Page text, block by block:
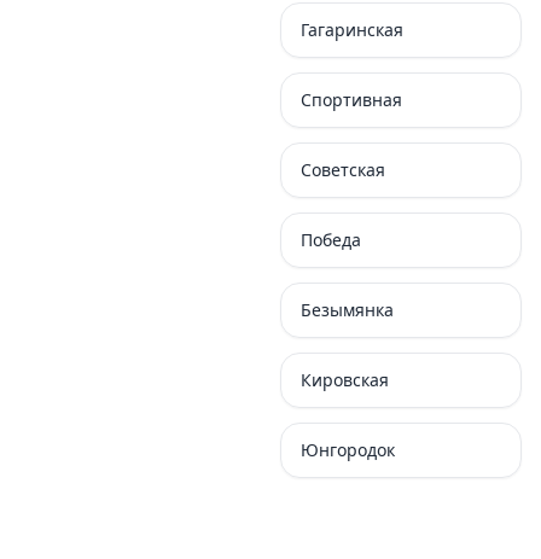
Гагаринская
Спортивная
Советская
Победа
Безымянка
Кировская
Юнгородок